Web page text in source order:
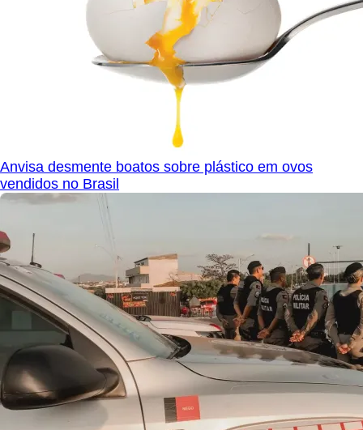
Anvisa desmente boatos sobre plástico em ovos
vendidos no Brasil